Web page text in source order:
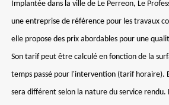
Implantée dans la ville de Le Perreon, Le
une entreprise de référence pour les travaux
elle propose des prix abordables pour une
Son tarif peut être calculé en fonction de la
temps passé pour l'intervention (tarif horaire).
sera différent selon la nature du service rendu.